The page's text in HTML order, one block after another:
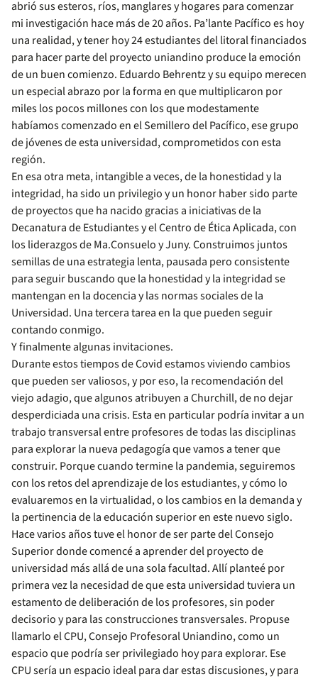
abrió sus esteros, ríos, manglares y hogares para comenzar
mi investigación hace más de 20 años. Pa’lante Pacífico es hoy
una realidad, y tener hoy 24 estudiantes del litoral financiados
para hacer parte del proyecto uniandino produce la emoción
de un buen comienzo. Eduardo Behrentz y su equipo merecen
un especial abrazo por la forma en que multiplicaron por
miles los pocos millones con los que modestamente
habíamos comenzado en el Semillero del Pacífico, ese grupo
de jóvenes de esta universidad, comprometidos con esta
región.
En esa otra meta, intangible a veces, de la honestidad y la
integridad, ha sido un privilegio y un honor haber sido parte
de proyectos que ha nacido gracias a iniciativas de la
Decanatura de Estudiantes y el Centro de Ética Aplicada, con
los liderazgos de Ma.Consuelo y Juny. Construimos juntos
semillas de una estrategia lenta, pausada pero consistente
para seguir buscando que la honestidad y la integridad se
mantengan en la docencia y las normas sociales de la
Universidad. Una tercera tarea en la que pueden seguir
contando conmigo.
Y finalmente algunas invitaciones.
Durante estos tiempos de Covid estamos viviendo cambios
que pueden ser valiosos, y por eso, la recomendación del
viejo adagio, que algunos atribuyen a Churchill, de no dejar
desperdiciada una crisis. Esta en particular podría invitar a un
trabajo transversal entre profesores de todas las disciplinas
para explorar la nueva pedagogía que vamos a tener que
construir. Porque cuando termine la pandemia, seguiremos
con los retos del aprendizaje de los estudiantes, y cómo lo
evaluaremos en la virtualidad, o los cambios en la demanda y
la pertinencia de la educación superior en este nuevo siglo.
Hace varios años tuve el honor de ser parte del Consejo
Superior donde comencé a aprender del proyecto de
universidad más allá de una sola facultad. Allí planteé por
primera vez la necesidad de que esta universidad tuviera un
estamento de deliberación de los profesores, sin poder
decisorio y para las construcciones transversales. Propuse
llamarlo el CPU, Consejo Profesoral Uniandino, como un
espacio que podría ser privilegiado hoy para explorar. Ese
CPU sería un espacio ideal para dar estas discusiones, y para